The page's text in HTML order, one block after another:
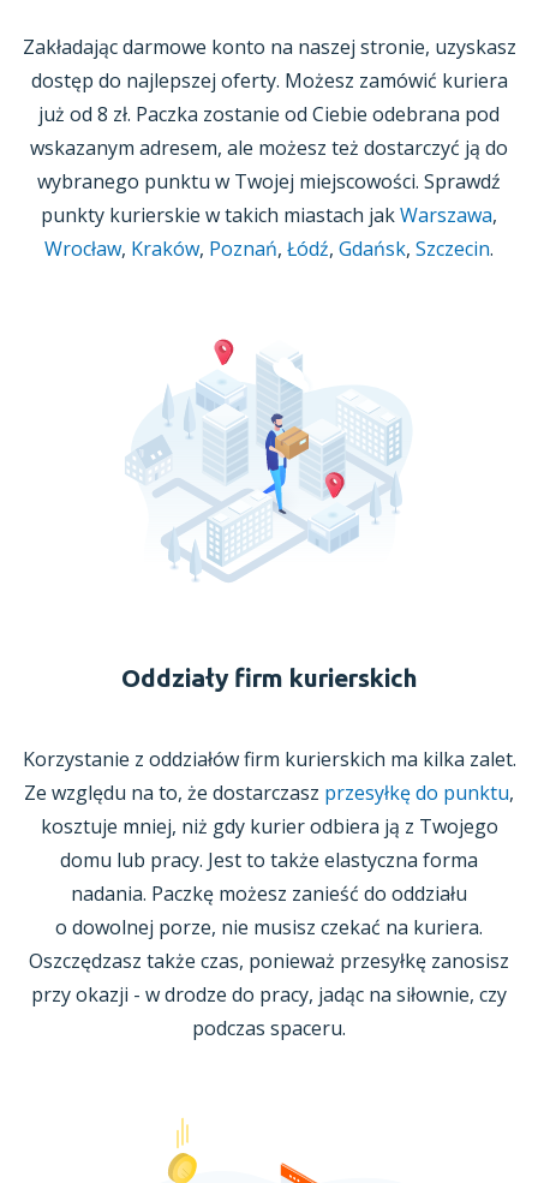
Zakładając darmowe konto na naszej stronie, uzyskasz
dostęp do najlepszej oferty. Możesz zamówić kuriera
już od 8 zł. Paczka zostanie od Ciebie odebrana pod
wskazanym adresem, ale możesz też dostarczyć ją do
wybranego punktu w Twojej miejscowości. Sprawdź
punkty kurierskie w takich miastach jakWarszawa,
Wrocław, Kraków, Poznań, Łódź, Gdańsk, Szczecin.
Oddziały firm kurierskich
Korzystanie z oddziałówfirm kurierskich ma kilka zalet.
Ze względu na to, że dostarczasz przesyłkę do punktu,
kosztuje mniej, niż gdy kurier odbiera ją z Twojego
domu lub pracy. Jest to także elastyczna forma
nadania. Paczkę możesz zanieść do oddziału
o dowolnej porze, nie musisz czekać na kuriera.
Oszczędzasz także czas, ponieważ przesyłkę zanosisz
przy okazji - w drodze do pracy, jadąc na siłownie, czy
podczas spaceru.